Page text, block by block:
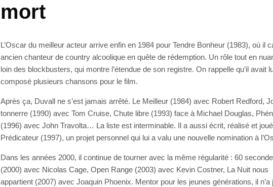
mort
L’Oscar du meilleur acteur arrive enfin en 1984 pour Tendre Bonheur (1983), où il
ancien chanteur de country alcoolique en quête de rédemption. Un rôle tout en
loin des blockbusters, qui montre l’étendue de son registre. On rappelle qu’il avait
composé plusieurs chansons pour le film.
Après ça, Duvall ne s’est jamais arrêté. Le Meilleur (1984) avec Robert Redford,
tonnerre (1990) avec Tom Cruise, Chute libre (1993) face à Michael Douglas,
(1996) avec John Travolta… La liste est interminable. Il a aussi écrit, réalisé et
Prédicateur (1997), un projet personnel qui lui a valu une nouvelle nomination à
Dans les années 2000, il continue de tourner avec la même régularité : 60
(2000) avec Nicolas Cage, Open Range (2003) avec Kevin Costner, La Nuit nous
appartient (2007) avec Joaquin Phoenix. Mentor pour les jeunes générations, il n’a